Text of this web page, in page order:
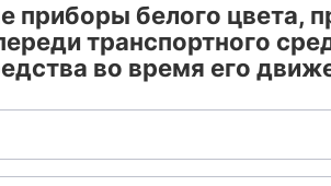
приборы белого цвета,
транспортного
во время его